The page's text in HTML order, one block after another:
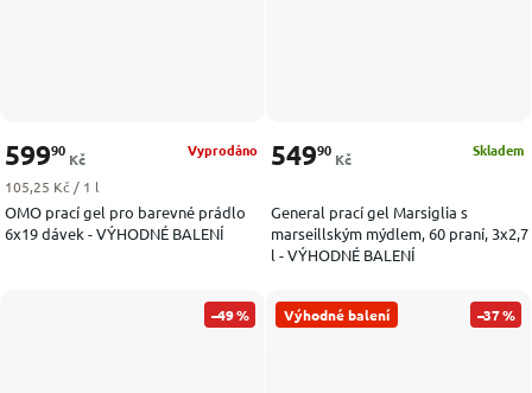
OMO prací gel pro barevné prádlo
6x19 dávek - VÝHODNÉ BALENÍ
Vyprodáno
59990
Kč
Měrná cena:
105,25 Kč / 1 l
General prací gel Marsiglia s
marseillským mýdlem, 60 praní, 3x2,7
l - VÝHODNÉ BALENÍ
Skladem
54990
Kč
–49 % Výhodné balení –37 %